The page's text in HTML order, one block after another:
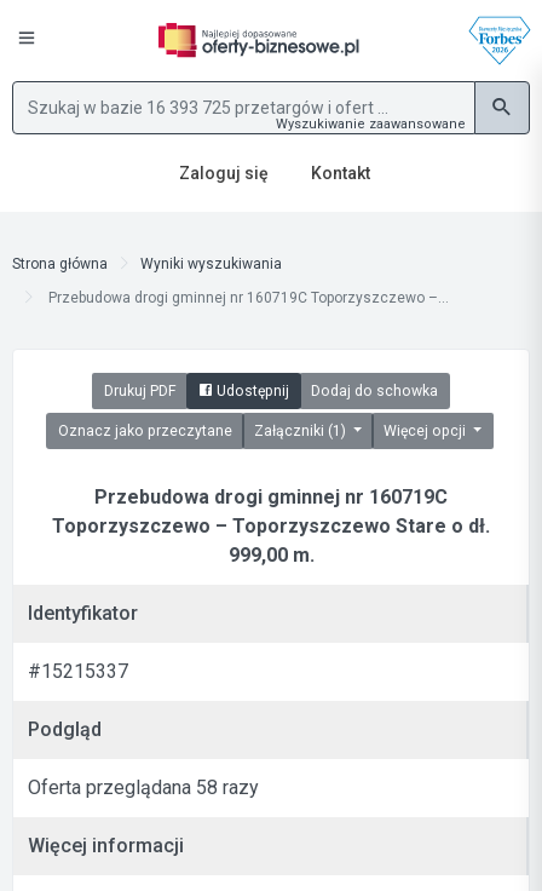
Wyszukiwanie zaawansowane
Zaloguj się Kontakt
Strona główna
Wyniki wyszukiwania
Przebudowa drogi gminnej nr 160719C Toporzyszczewo –...
Drukuj PDF Udostępnij Dodaj do schowka
Oznacz jako przeczytane Załączniki (1) Więcej opcji
Przebudowa drogi gminnej nr 160719C
Toporzyszczewo – Toporzyszczewo Stare o dł.
999,00 m.
Identyfikator
#15215337
Podgląd
Oferta przeglądana 58 razy
Więcej informacji